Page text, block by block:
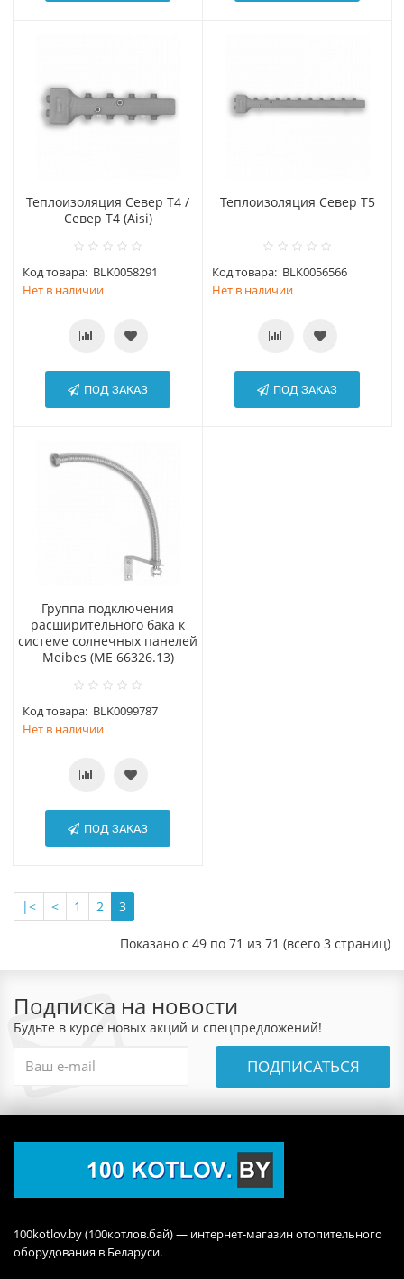
Теплоизоляция Север Т4 /
Север Т4 (Aisi)
Код товара: BLK0058291
Нет в наличии
ПОД ЗАКАЗ
Теплоизоляция Север Т5
Код товара: BLK0056566
Нет в наличии
ПОД ЗАКАЗ
Группа подключения
расширительного бака к
системе солнечных панелей
Meibes (МЕ 66326.13)
Код товара: BLK0099787
Нет в наличии
ПОД ЗАКАЗ
|< < 1 2 3
Показано с 49 по 71 из 71 (всего 3 страниц)
Подписка на новости
Будьте в курсе новых акций и спецпредложений!
ПОДПИСАТЬСЯ
100kotlov.by (100котлов.бай) — интернет-магазин отопительного
оборудования в Беларуси.